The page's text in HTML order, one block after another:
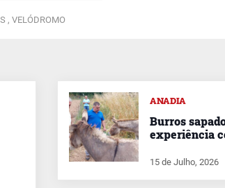
, VELÓDROMO
ANADIA
Burros
experiência
15 de Julho, 2026